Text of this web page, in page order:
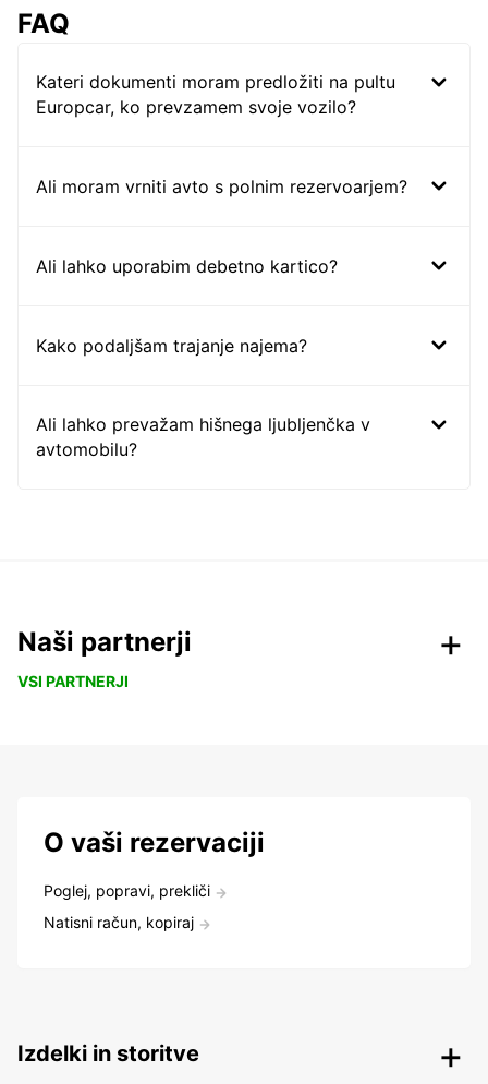
FAQ
Kateri dokumenti moram predložiti na pultu
Europcar, ko prevzamem svoje vozilo?
Ali moram vrniti avto s polnim rezervoarjem?
Ali lahko uporabim debetno kartico?
Kako podaljšam trajanje najema?
Ali lahko prevažam hišnega ljubljenčka v
avtomobilu?
Naši partnerji
VSI PARTNERJI
O vaši rezervaciji
Poglej, popravi, prekliči
Natisni račun, kopiraj
Izdelki in storitve